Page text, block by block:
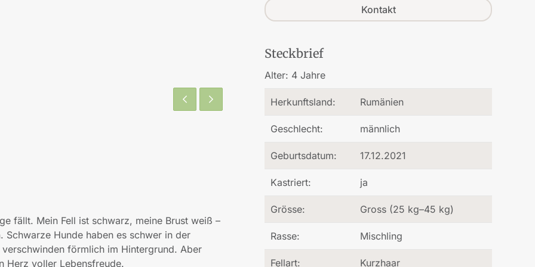
fällt. Mein Fell ist schwarz, meine Brust weiß –
Schwarze Hunde haben es schwer in der
förmlich im Hintergrund. Aber
Herz voller Lebensfreude.
Kontakt
Steckbrief
Alter: 4 Jahre
Herkunftsland: Rumänien
Geschlecht: männlich
Geburtsdatum: 17.12.2021
Kastriert: ja
Grösse: Gross (25 kg–45 kg)
Rasse: Mischling
Fellart: Kurzhaar